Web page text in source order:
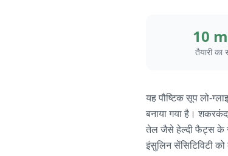
10
तैयारी का
यह पौष्टिक सूप लो-
बनाया गया है।
तेल जैसे हेल्दी फैट्स के
इंसुलिन सेंसिटिविटी